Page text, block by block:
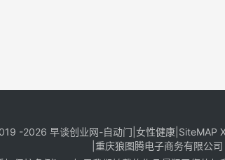
-2026 早谈创业网-自动门 女性健康| SiteMAP
重庆狼图腾电子商务有限公司